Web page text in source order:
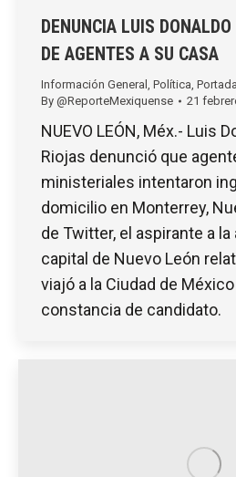
DENUNCIA LUIS
DE AGENTES A SU CASA
Información General , Política, Portada
By @ReporteMexiquense 21
NUEVO LEÓN, Méx.- Luis
Riojas denunció que
ministeriales intentaron
domicilio en Monterrey,
de Twitter, el aspirante a la
capital de Nuevo León
viajó a la Ciudad de
constancia de candidato.